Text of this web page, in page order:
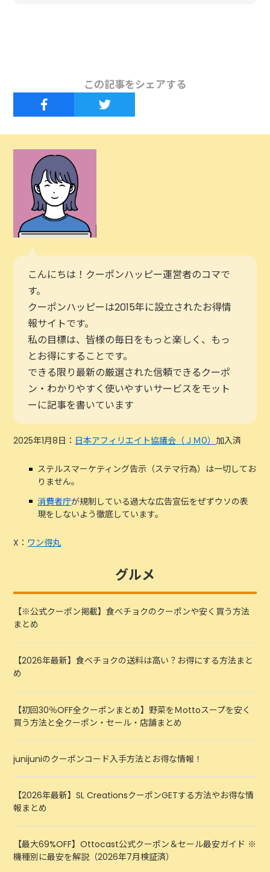
この記事をシェアする
こんにちは！クーポンハッピー運営者のコマで
す。
クーポンハッピーは2015年に設立されたお得情
報サイトです。
私の目標は、皆様の毎日をもっと楽しく、もっ
とお得にすることです。
できる限り最新の厳選された信頼できるクーポ
ン・わかりやすく使いやすいサービスをモット
ーに記事を書いています
2025年1月8日： 日本アフィリエイト協議会（ＪＭО） 加入済
ステルスマーケティング告示（ステマ行為）は一切してお
りません。
消費者庁が規制している過大な広告宣伝をぜずウソの表
現をしないよう徹底しています。
X： ワン得丸
グルメ
【※公式クーポン掲載】食べチョクのクーポンや安く買う方法
まとめ
【2026年最新】食べチョクの送料は高い？お得にする方法まと
め
【初回30％OFF全クーポンまとめ】野菜をＭottoスープを安く
買う方法と全クーポン・セール・店舗まとめ
junijuniのクーポンコード入手方法とお得な情報！
【2026年最新】SL CreationsクーポンGETする方法やお得な情
報まとめ
【最大69%OFF】Ottocast公式クーポン＆セール最安ガイド ※
機種別に最安を解説（2026年7月検証済）